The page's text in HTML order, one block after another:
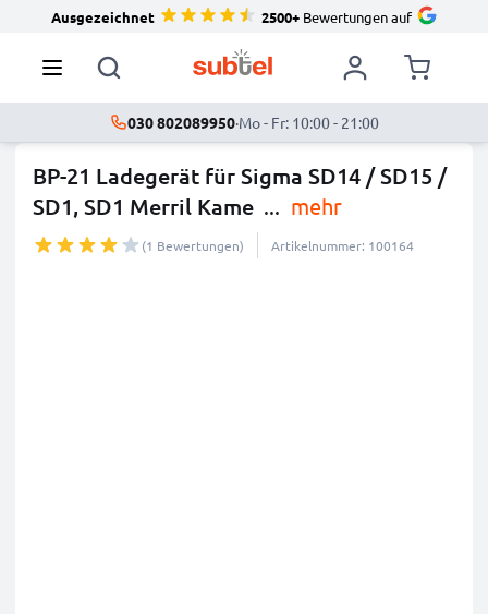
Ausgezeichnet 2500+Bewertungen auf
030 802089950·Mo - Fr: 10:00 - 21:00
BP-21 Ladegerät für Sigma SD14 / SD15 /
SD1, SD1 Merril Kame ... mehr
(1 Bewertungen) Artikelnummer: 100164